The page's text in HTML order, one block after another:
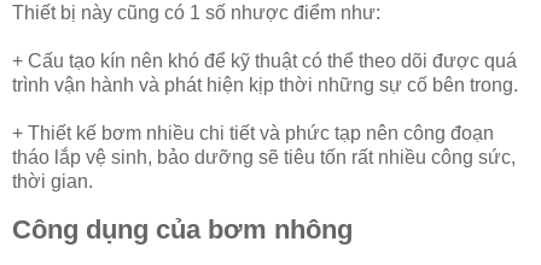
Thiết bị này cũng có 1 số nhược điểm như:
+ Cấu tạo kín nên khó để kỹ thuật có thể theo dõi được quá
trình vận hành và phát hiện kịp thời những sự cố bên trong.
+ Thiết kế bơm nhiều chi tiết và phức tạp nên công đoạn
tháo lắp vệ sinh, bảo dưỡng sẽ tiêu tốn rất nhiều công sức,
thời gian.
Công dụng của bơm nhông